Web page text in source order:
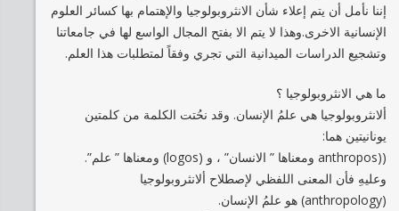
إننا نأمل أن يتم إعلاء شأن الانثروبولوجيا والإهتمام بها كسائر العلوم
الإنسانية الاخرى.وهذا لا يتم الا بفتح المجال الواسع لها في جامعاتنا
وتشجيع الدراسات الميدانية التي تجري وفقاً لمتطلبات هذا العلم.
ما هي الانثروبولوجيا ؟
ألانثروبولوجيا هي علمُ الإنسان. وقد نحُتت الكلمة من كلمتين
يونانيتين هما:
((anthropos ومعناها ” الانسان” ، و (logos) ومعناها ” علم”.
وعليهِ فأن المعنى اللفظي لإصطلاح ألانثروبولوجيا
(anthropology) هو علمُ الإنسان.